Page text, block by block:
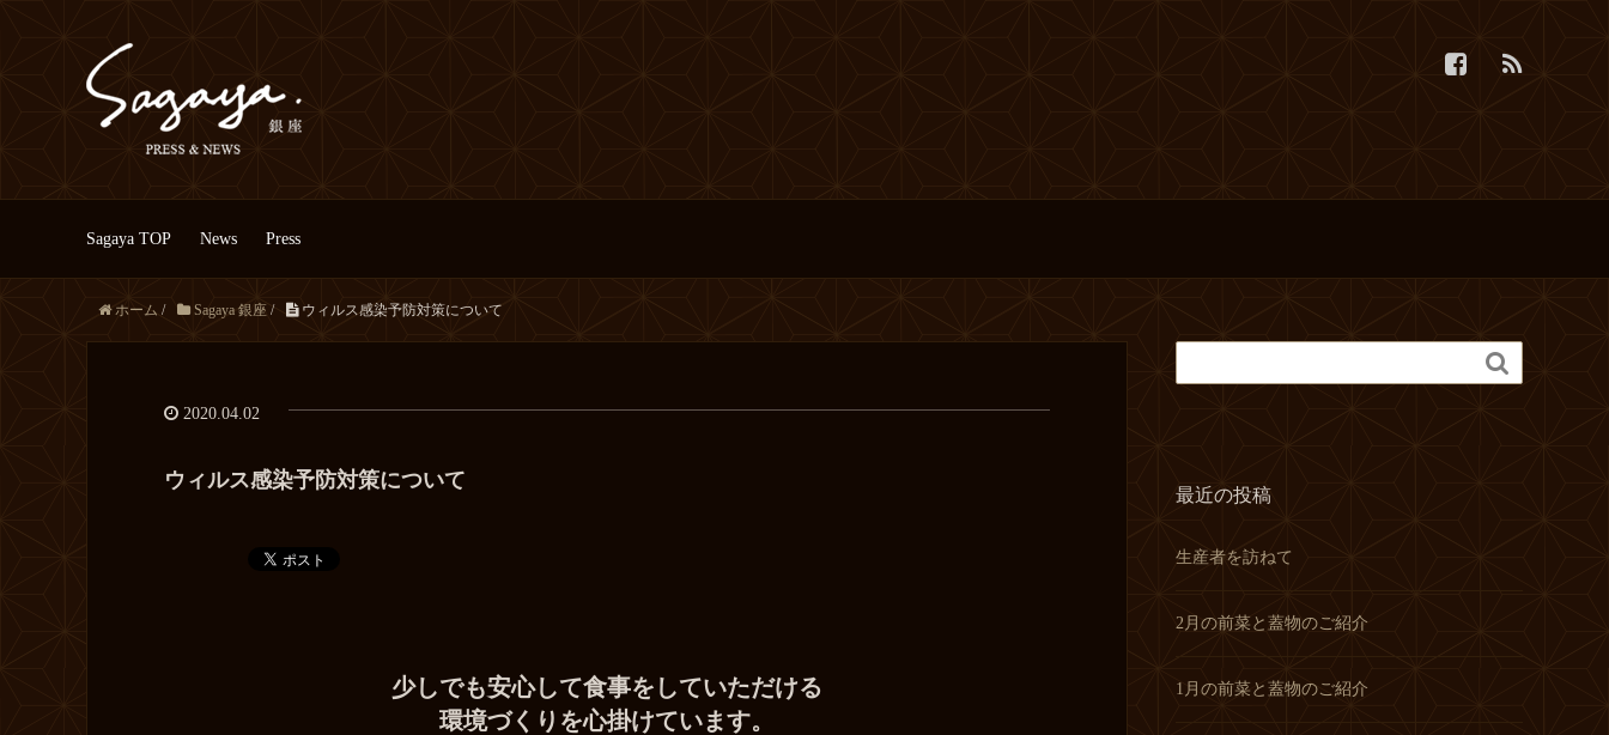
Sagaya TOP News Press
ホーム / Sagaya 銀座 / ウィルス感染予防対策について
2020.04.02
ウィルス感染予防対策について
少しでも安心して食事をしていただける
環境づくりを心掛けています。

最近の投稿
生産者を訪ねて
2月の前菜と蓋物のご紹介
1月の前菜と蓋物のご紹介